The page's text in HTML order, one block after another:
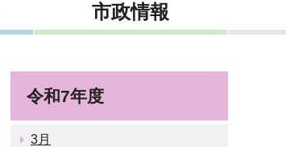
市政情報
令和7年度
3月